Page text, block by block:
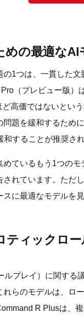
めの最適なAI
1つは、一貫した
（プレビュー版）
高価ではないとい
題を緩和するため
することが推奨され
ているもう1つの
れています。ただ
に最適なモデルを
ティックロ
ルプレイ）に関する
らのモデルは、ロ
R Plusは、